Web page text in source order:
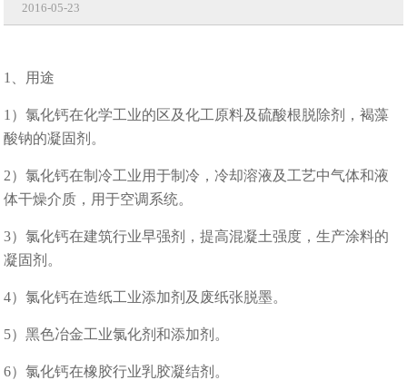
2016-05-23
1、用途
1）氯化钙在化学工业的区及化工原料及硫酸根脱除剂，褐藻
酸钠的凝固剂。
2）氯化钙在制冷工业用于制冷，冷却溶液及工艺中气体和液
体干燥介质，用于空调系统。
3）氯化钙在建筑行业早强剂，提高混凝土强度，生产涂料的
凝固剂。
4）氯化钙在造纸工业添加剂及废纸张脱墨。
5）黑色冶金工业氯化剂和添加剂。
6）氯化钙在橡胶行业乳胶凝结剂。